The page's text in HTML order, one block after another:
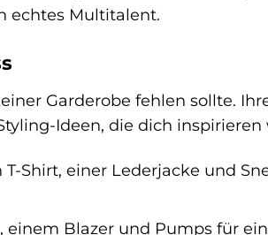
echtes Multitalent.
Garderobe fehlen sollte.
Ideen, die dich inspirieren
Shirt, einer Lederjacke und
einem Blazer und Pumps für